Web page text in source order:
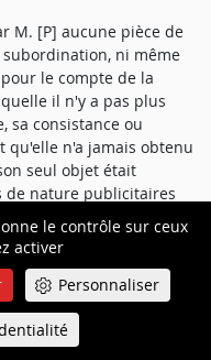
le contrôle sur ceux
activer
Personnaliser
M. [P] aucune pièce de
ni même
le compte de la
il n'y a pas plus
sa consistance ou
qu'elle n'a jamais obtenu
seul objet était
de nature publicitaires
à des personnes
par hypothèse sans
de jeux en ligne et à
assimilé à du
contrat de travail.